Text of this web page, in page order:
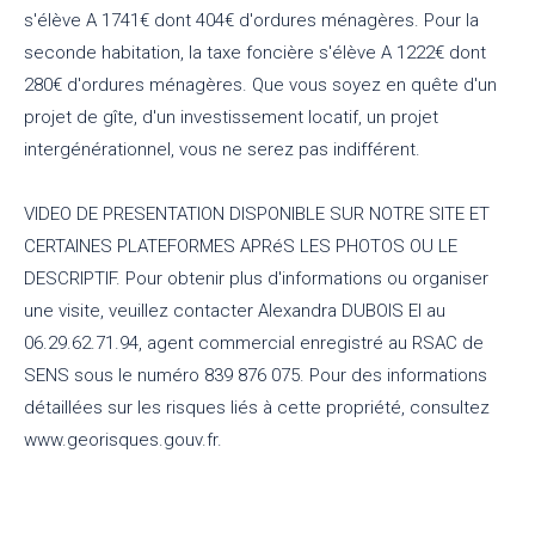
s'élève A 1741€ dont 404€ d'ordures ménagères. Pour la
seconde habitation, la taxe foncière s'élève A 1222€ dont
280€ d'ordures ménagères. Que vous soyez en quête d'un
projet de gîte, d'un investissement locatif, un projet
intergénérationnel, vous ne serez pas indifférent.
VIDEO DE PRESENTATION DISPONIBLE SUR NOTRE SITE ET
CERTAINES PLATEFORMES APRéS LES PHOTOS OU LE
DESCRIPTIF. Pour obtenir plus d'informations ou organiser
une visite, veuillez contacter Alexandra DUBOIS EI au
06.29.62.71.94, agent commercial enregistré au RSAC de
SENS sous le numéro 839 876 075. Pour des informations
détaillées sur les risques liés à cette propriété, consultez
www.georisques.gouv.fr.